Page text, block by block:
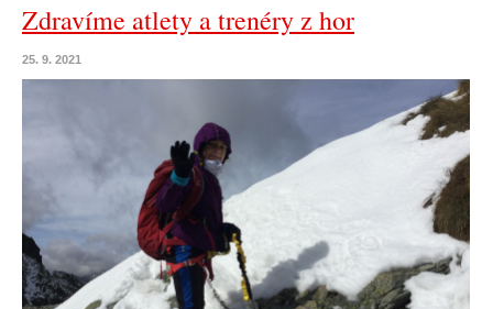
Zdravíme atlety a trenéry z hor
25. 9. 2021